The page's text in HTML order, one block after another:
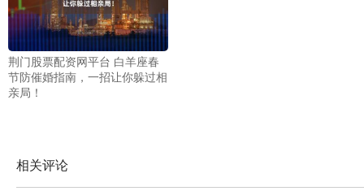
荆门股票配资网平台 白羊座春
节防催婚指南，一招让你躲过相
亲局！
相关评论